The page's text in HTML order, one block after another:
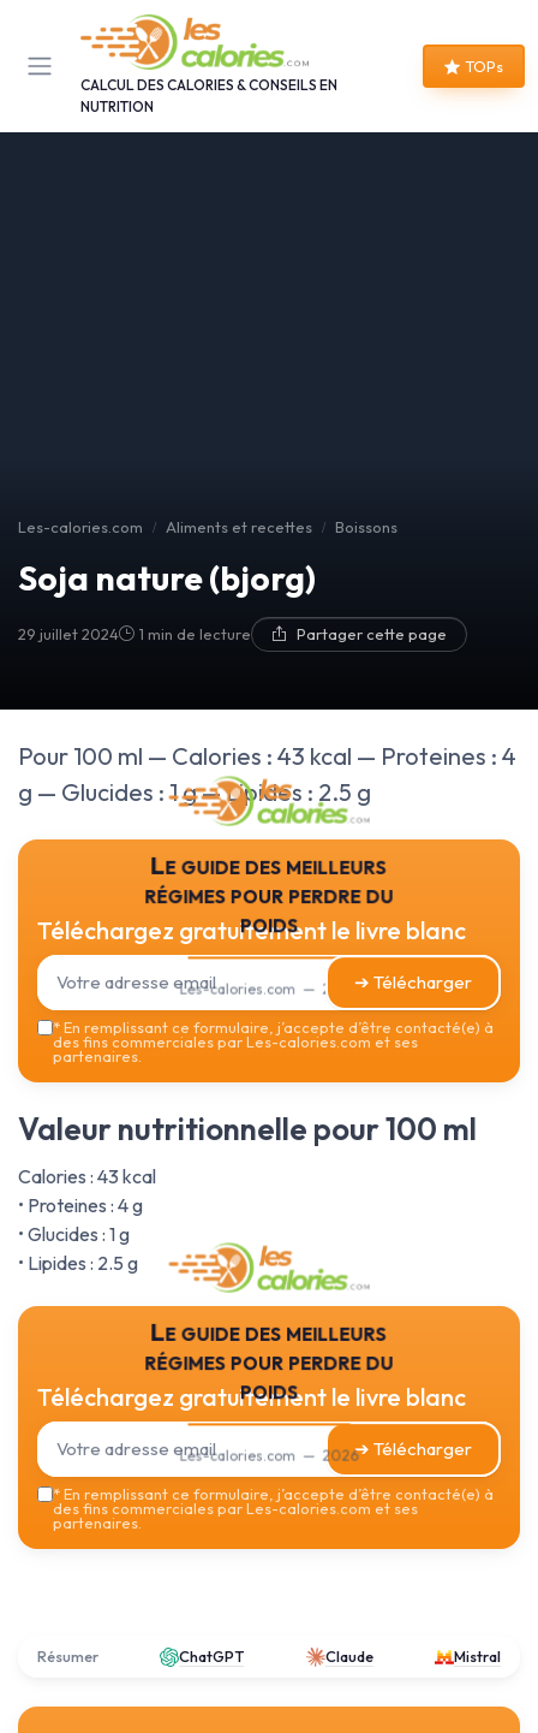
CALCUL DES CALORIES & CONSEILS EN
NUTRITION
TOPs
Les-calories.com Aliments et recettes Boissons
Soja nature (bjorg)
29 juillet 2024 1 min de lecture Partager cette page
Pour 100 ml — Calories : 43 kcal — Proteines : 4
g — Glucides : 1 g — Lipides : 2.5 g
Le guide des meilleurs
régimes pour perdre du
poids
Les-calories.com — 2026
Téléchargez gratuitement le livre blanc
➔ Télécharger
*En remplissant ce formulaire, j’accepte d’être contacté(e) à
des fins commerciales par Les-calories.com et ses
partenaires.
Valeur nutritionnelle pour 100 ml
Calories : 43 kcal
• Proteines : 4 g
• Glucides : 1 g
• Lipides : 2.5 g
Le guide des meilleurs
régimes pour perdre du
poids
Les-calories.com — 2026
Téléchargez gratuitement le livre blanc
➔ Télécharger
*En remplissant ce formulaire, j’accepte d’être contacté(e) à
des fins commerciales par Les-calories.com et ses
partenaires.
Résumer ChatGPT Claude Mistral
Panneau de gestion des cookies